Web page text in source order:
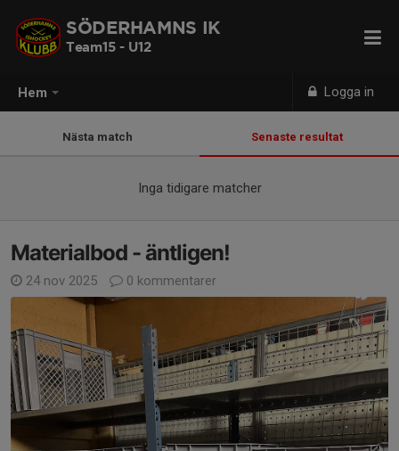
Hem Logga in
SÖDERHAMNS IK
Team15 - U12
Nästa match Senaste resultat
Inga tidigare matcher
Materialbod - äntligen!
24 nov 2025 0 kommentarer